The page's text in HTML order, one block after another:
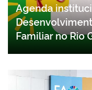
Agenda
Familiar no Rio